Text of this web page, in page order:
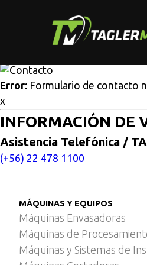
Sierra de
Error: Formulario de contacto
x
INFORMACIÓN DE
Asistencia Telefónica /
(+56) 22 478 1100
MÁQUINAS Y EQUIPOS
Máquinas Envasadoras
Máquinas de
Máquinas y Sistemas de